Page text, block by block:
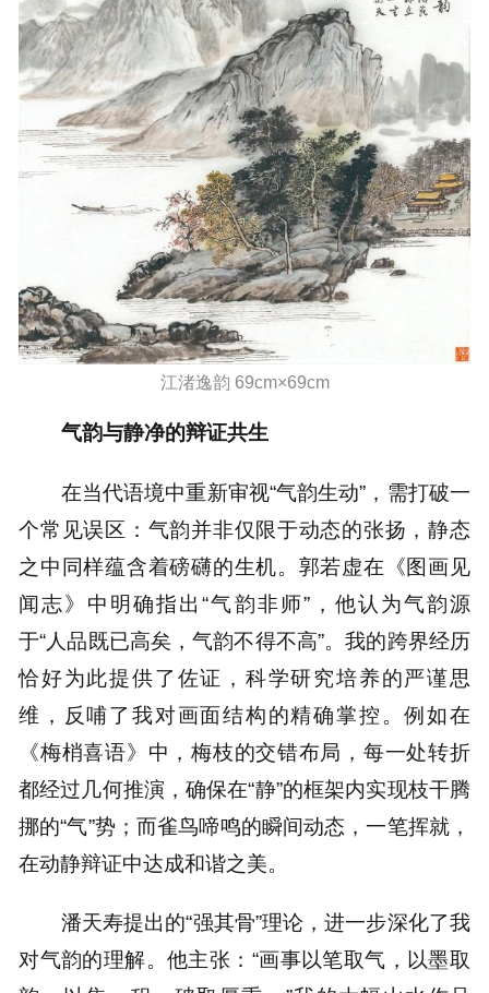
江渚逸韵 69cm×69cm
气韵与静净的辩证共生
在当代语境中重新审视“气韵生动”，需打破一
个常见误区：气韵并非仅限于动态的张扬，静态
之中同样蕴含着磅礴的生机。郭若虚在《图画见
闻志》中明确指出“气韵非师”，他认为气韵源
于“人品既已高矣，气韵不得不高”。我的跨界经历
恰好为此提供了佐证，科学研究培养的严谨思
维，反哺了我对画面结构的精确掌控。例如在
《梅梢喜语》中，梅枝的交错布局，每一处转折
都经过几何推演，确保在“静”的框架内实现枝干腾
挪的“气”势；而雀鸟啼鸣的瞬间动态，一笔挥就，
在动静辩证中达成和谐之美。
潘天寿提出的“强其骨”理论，进一步深化了我
对气韵的理解。他主张：“画事以笔取气，以墨取